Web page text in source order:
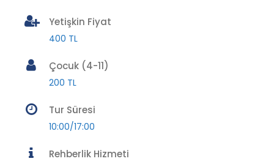
Yetişkin Fiyat
400 TL
Çocuk (4-11)
200 TL
Tur Süresi
10:00/17:00
Rehberlik Hizmeti